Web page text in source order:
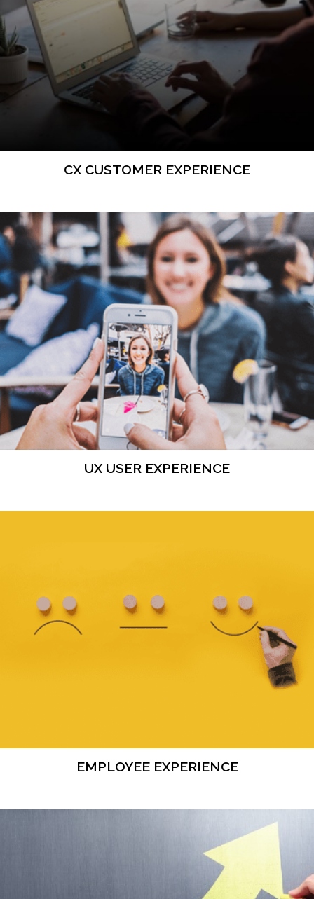
CX CUSTOMER EXPERIENCE
UX USER EXPERIENCE
EMPLOYEE EXPERIENCE